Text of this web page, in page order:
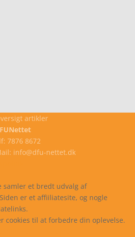
artikler
7876 8672
info@dfu-nettet.dk
samler et bredt udvalg af
er et affiiliatesite, og nogle
cookies til at forbedre din oplevelse.